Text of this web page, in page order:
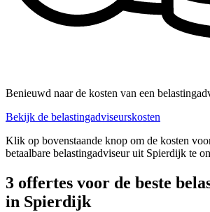
Benieuwd naar de kosten van een
Bekijk de belastingadviseurskosten
Klik op bovenstaande knop om de kosten
betaalbare belastingadviseur uit Spierdijk te
3 offertes voor de beste
in Spierdijk